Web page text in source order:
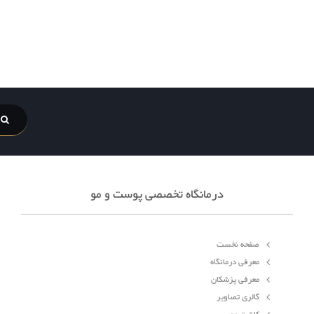
درمانگاه تخصصی پوست و مو
صفحه نخست
معرفی درمانگاه
معرفی پزشکان
گالری تصاویر